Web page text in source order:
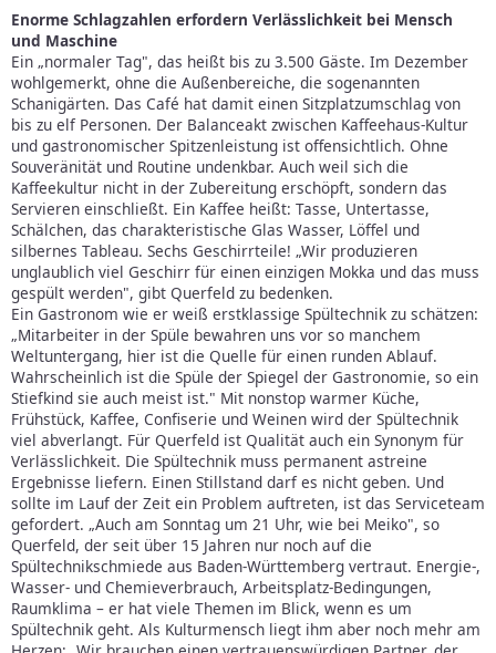
Enorme Schlagzahlen erfordern Verlässlichkeit bei Mensch
und Maschine
Ein „normaler Tag", das heißt bis zu 3.500 Gäste. Im Dezember
wohlgemerkt, ohne die Außenbereiche, die sogenannten
Schanigärten. Das Café hat damit einen Sitzplatzumschlag von
bis zu elf Personen. Der Balanceakt zwischen Kaffeehaus-Kultur
und gastronomischer Spitzenleistung ist offensichtlich. Ohne
Souveränität und Routine undenkbar. Auch weil sich die
Kaffeekultur nicht in der Zubereitung erschöpft, sondern das
Servieren einschließt. Ein Kaffee heißt: Tasse, Untertasse,
Schälchen, das charakteristische Glas Wasser, Löffel und
silbernes Tableau. Sechs Geschirrteile! „Wir produzieren
unglaublich viel Geschirr für einen einzigen Mokka und das muss
gespült werden", gibt Querfeld zu bedenken.
Ein Gastronom wie er weiß erstklassige Spültechnik zu schätzen:
„Mitarbeiter in der Spüle bewahren uns vor so manchem
Weltuntergang, hier ist die Quelle für einen runden Ablauf.
Wahrscheinlich ist die Spüle der Spiegel der Gastronomie, so ein
Stiefkind sie auch meist ist." Mit nonstop warmer Küche,
Frühstück, Kaffee, Confiserie und Weinen wird der Spültechnik
viel abverlangt. Für Querfeld ist Qualität auch ein Synonym für
Verlässlichkeit. Die Spültechnik muss permanent astreine
Ergebnisse liefern. Einen Stillstand darf es nicht geben. Und
sollte im Lauf der Zeit ein Problem auftreten, ist das Serviceteam
gefordert. „Auch am Sonntag um 21 Uhr, wie bei Meiko", so
Querfeld, der seit über 15 Jahren nur noch auf die
Spültechnikschmiede aus Baden-Württemberg vertraut. Energie-,
Wasser- und Chemieverbrauch, Arbeitsplatz-Bedingungen,
Raumklima – er hat viele Themen im Blick, wenn es um
Spültechnik geht. Als Kulturmensch liegt ihm aber noch mehr am